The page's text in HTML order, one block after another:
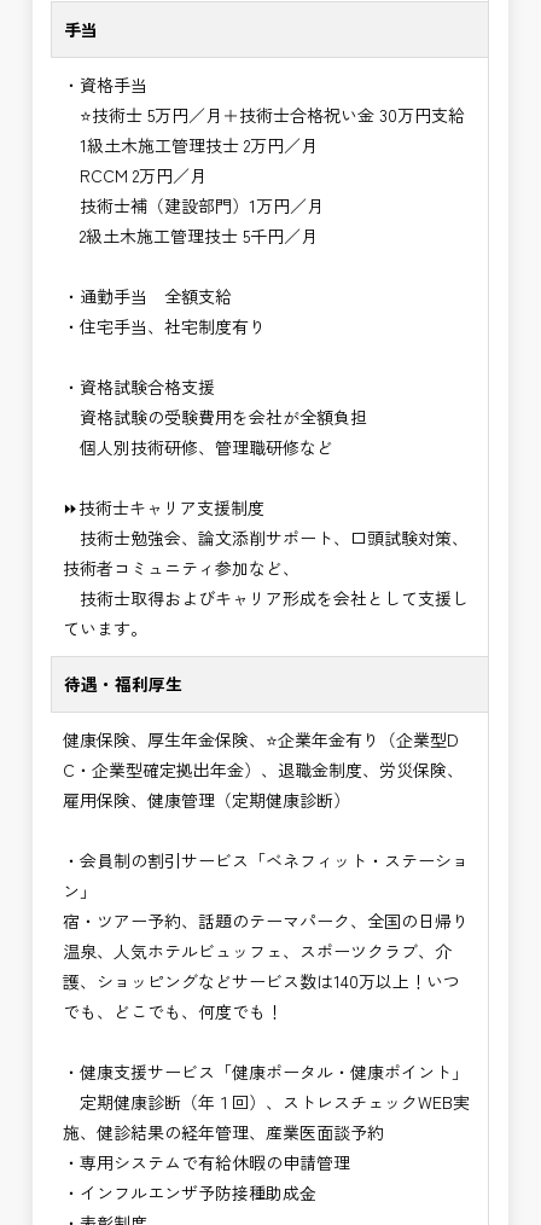
手当
・資格手当
⭐技術士 5万円／月＋技術士合格祝い金 30万円支給
1級土木施工管理技士 2万円／月
RCCM 2万円／月
技術士補（建設部門）1万円／月
2級土木施工管理技士 5千円／月
・通勤手当 全額支給
・住宅手当、社宅制度有り
・資格試験合格支援
資格試験の受験費用を会社が全額負担
個人別技術研修、管理職研修など
⏩技術士キャリア支援制度
技術士勉強会、論文添削サポート、口頭試験対策、
技術者コミュニティ参加など、
技術士取得およびキャリア形成を会社として支援し
ています。
待遇・福利厚生
健康保険、厚生年金保険、⭐企業年金有り（企業型D
C・企業型確定拠出年金）、退職金制度、労災保険、
雇用保険、健康管理（定期健康診断）
・会員制の割引サービス「ベネフィット・ステーショ
ン」
宿・ツアー予約、話題のテーマパーク、全国の日帰り
温泉、人気ホテルビュッフェ、スポーツクラブ、介
護、ショッピングなどサービス数は140万以上！いつ
でも、どこでも、何度でも！
・健康支援サービス「健康ポータル・健康ポイント」
定期健康診断（年１回）、ストレスチェックWEB実
施、健診結果の経年管理、産業医面談予約
・専用システムで有給休暇の申請管理
・インフルエンザ予防接種助成⾦